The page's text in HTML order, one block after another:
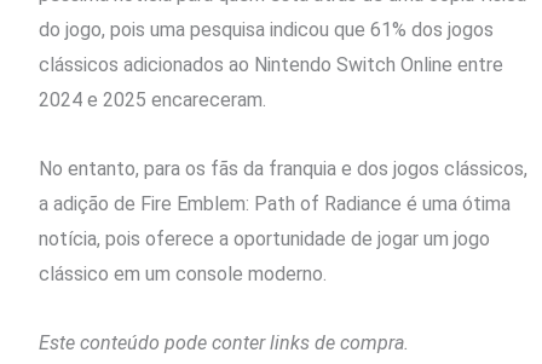
do jogo, pois uma pesquisa indicou que 61% dos jogos
clássicos adicionados ao Nintendo Switch Online entre
2024 e 2025 encareceram.
No entanto, para os fãs da franquia e dos jogos clássicos,
a adição de Fire Emblem: Path of Radiance é uma ótima
notícia, pois oferece a oportunidade de jogar um jogo
clássico em um console moderno.
Este conteúdo pode conter links de compra.